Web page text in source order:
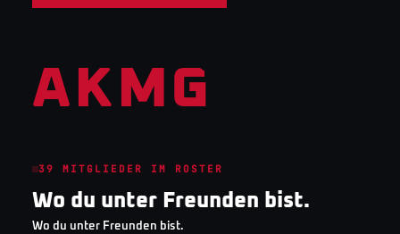
AKMG
39 MITGLIEDER IM ROSTER
Wo du unter Freunden bist.
Wo du unter Freunden bist.